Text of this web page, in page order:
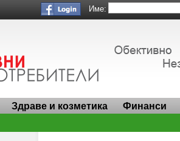
Име:
Здраве и козметика Финанси